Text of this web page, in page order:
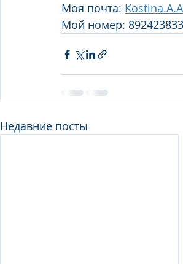
Моя почта:
Мой номер:
Недавние посты